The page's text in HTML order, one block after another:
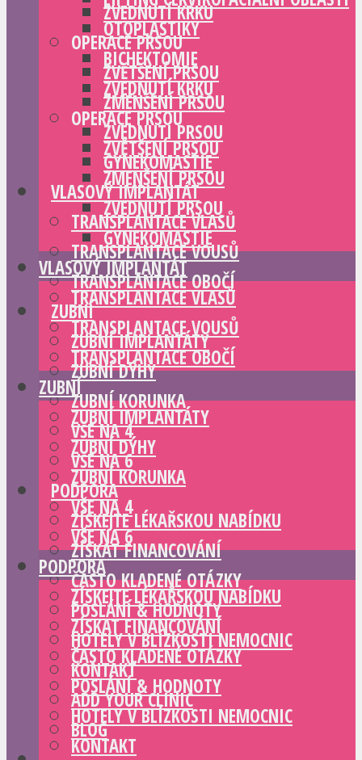
ZVEDNUTÍ KRKU
OPERACE PRSOU
ZVĚTŠENÍ PRSOU
ZMENŠENÍ PRSOU
ZVEDNUTÍ PRSOU
GYNEKOMASTIE
VLASOVÝ IMPLANTÁT
TRANSPLANTACE VLASŮ
TRANSPLANTACE VOUSŮ
TRANSPLANTACE OBOČÍ
ZUBNÍ
ZUBNÍ IMPLANTÁTY
ZUBNÍ DÝHY
ZUBNÍ KORUNKA
VŠE NA 4
VŠE NA 6
PODPORA
ZÍSKEJTE LÉKAŘSKOU NABÍDKU
ZÍSKAT FINANCOVÁNÍ
ČASTO KLADENÉ OTÁZKY
POSLÁNÍ & HODNOTY
HOTELY V BLÍZKOSTI NEMOCNIC
KONTAKT
ADD YOUR CLINIC
BLOG
OTOPLASTIKY
BICHEKTOMIE
ZVEDNUTÍ KRKU
OPERACE PRSOU
ZVĚTŠENÍ PRSOU
ZMENŠENÍ PRSOU
ZVEDNUTÍ PRSOU
GYNEKOMASTIE
VLASOVÝ IMPLANTÁT
TRANSPLANTACE VLASŮ
TRANSPLANTACE VOUSŮ
TRANSPLANTACE OBOČÍ
ZUBNÍ
ZUBNÍ IMPLANTÁTY
ZUBNÍ DÝHY
ZUBNÍ KORUNKA
VŠE NA 4
VŠE NA 6
PODPORA
ZÍSKEJTE LÉKAŘSKOU NABÍDKU
ZÍSKAT FINANCOVÁNÍ
ČASTO KLADENÉ OTÁZKY
POSLÁNÍ & HODNOTY
HOTELY V BLÍZKOSTI NEMOCNIC
KONTAKT